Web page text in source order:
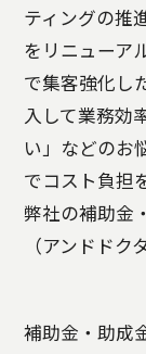
ティングの推
をリニューア
で集客強化し
入して業務効
い」などのお
でコスト負担
弊社の補助金
（アンドドク
補助金・助成